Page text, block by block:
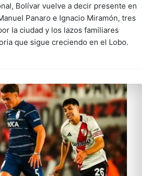
Bolívar vuelve a decir presente en
Panaro e Ignacio Miramón, tres
la ciudad y los lazos familiares
que sigue creciendo en el Lobo.